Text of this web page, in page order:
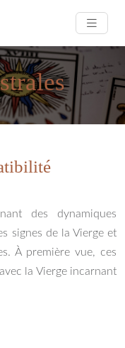
des dynamiques
signes de la Vierge et
À première vue, ces
la Vierge incarnant